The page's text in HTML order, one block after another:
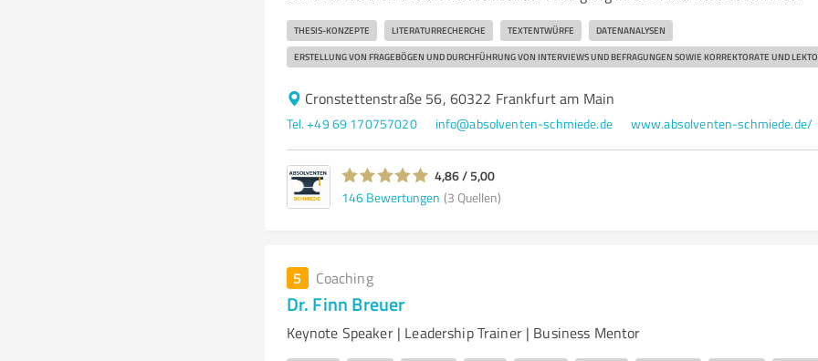
THESIS-KONZEPTE LITERATURRECHERCHE TEXTENTWÜRFE DATENANALYSEN
ERSTELLUNG VON FRAGEBÖGEN UND DURCHFÜHRUNG VON INTERVIEWS UND BEFRAGUNGEN SOWIE KORREKTORATE UND
Cronstettenstraße 56, 60322 Frankfurt am Main
Tel. +49 69 170757020 info@absolventen-schmiede.de www.absolventen-schmiede.de/
4,86 / 5,00
146 Bewertungen (3 Quellen)
5 Coaching
Dr. Finn Breuer
Keynote Speaker | Leadership Trainer | Business Mentor